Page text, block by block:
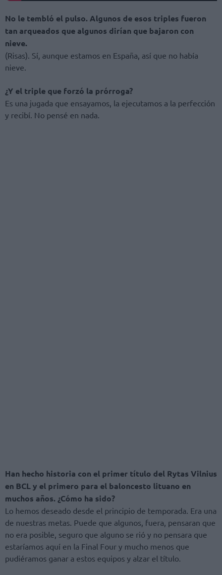
No le tembló el pulso. Algunos de esos triples fueron
tan arqueados que algunos dirían que bajaron con
nieve.
(Risas). Sí, aunque estamos en España, así que no había
nieve.
¿Y el triple que forzó la prórroga?
Es una jugada que ensayamos, la ejecutamos a la perfección
y recibí. No pensé en nada.
Han hecho historia con el primer título del Rytas Vilnius
en BCL y el primero para el baloncesto lituano en
muchos años. ¿Cómo ha sido?
Lo hemos deseado desde el principio de temporada. Era una
de nuestras metas. Puede que algunos, fuera, pensaran que
no era posible, seguro que alguno se rió y no pensara que
estaríamos aquí en la Final Four y mucho menos que
pudiéramos ganar a estos equipos y alzar el título.